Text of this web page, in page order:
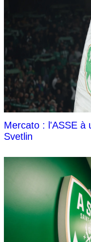
Mercato : l'ASSE à
Svetlin